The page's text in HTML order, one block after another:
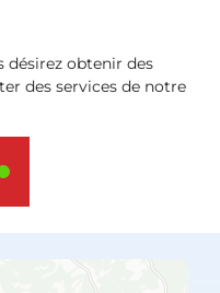
désirez obtenir des
des services de notre